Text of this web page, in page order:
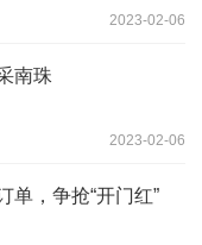
2023-02-06
南珠
2023-02-06
单，争抢“开门红”